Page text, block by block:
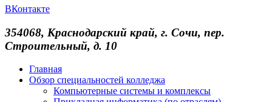
ВКонтакте
354068, Краснодарский край, г. Сочи, пер.
Строительный, д. 10
Главная
Обзор специальностей колледжа
Компьютерные системы и комплексы